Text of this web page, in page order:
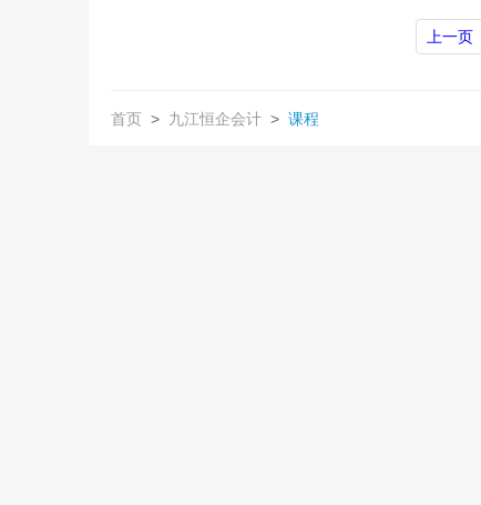
上一页
首页 > 九江恒企会计 > 课程